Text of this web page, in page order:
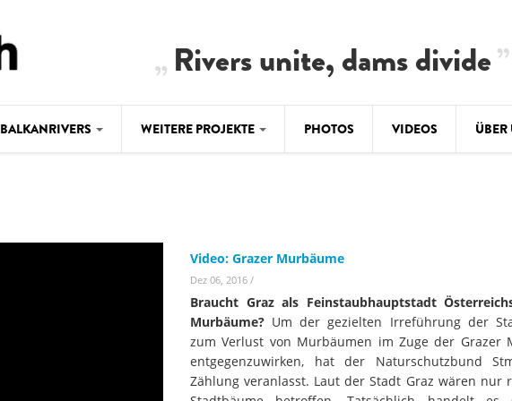
Rivers unite, dams divide
BALKANRIVERS
BALKANRIVERS
Una Science Week:
BiH:
warnt
2.500
WEITERE PROJEKTE
WEG DAMMIT
Hintergrund
Konzeptpapier
Meldebogen
Karte
#PROTECTWATER
PHOTOS VIDEOS ÜBER
Video: Grazer Murbäume
Dez 06, 2016 /
Braucht Graz als Feinstaubhauptstadt
Murbäume? Um der gezielten Irreführung der
zum Verlust von Murbäumen im Zuge der Grazer
entgegenzuwirken, hat der Naturschutzbund
Zählung veranlasst. Laut der Stadt Graz wären nur